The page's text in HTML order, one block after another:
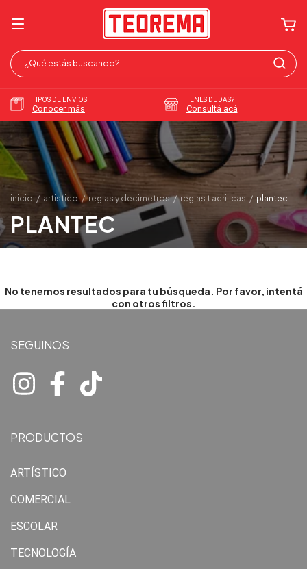
TIPOS DE ENVIOS
Conocer más
TENES DUDAS?
Consultá acá
inicio / artistico / reglas y decimetros / reglas t acrilicas / plantec
PLANTEC
No tenemos resultados para tu búsqueda. Por favor, intentá
con otros filtros.
SEGUINOS
PRODUCTOS
ARTÍSTICO
COMERCIAL
ESCOLAR
TECNOLOGÍA